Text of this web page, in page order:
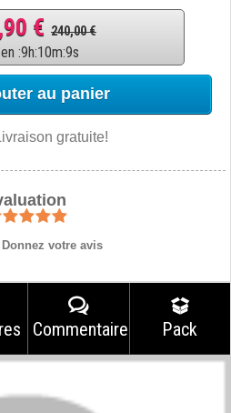
€ 240,00 €
:9h:10m:8s
au panier
gratuite!
Donnez votre avis
Commentaires Pack